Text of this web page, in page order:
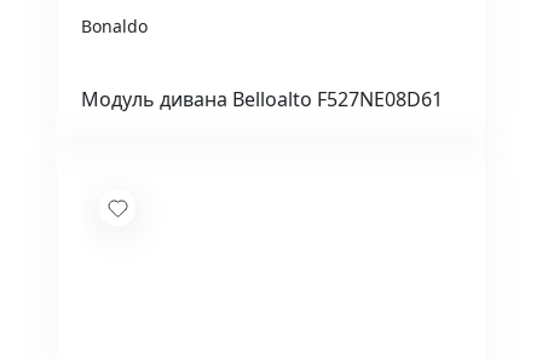
Bonaldo
Модуль дивана Belloalto F527NE08D61